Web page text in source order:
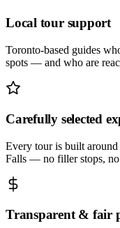
Local tour support
Toronto-based guides
spots — and who are
Carefully selected
Every tour is built
Falls — no filler stops, no
Transparent & fair